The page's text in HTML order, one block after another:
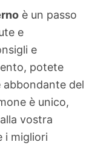
è un passo
e
e
potete
abbondante del
è unico,
vostra
i migliori